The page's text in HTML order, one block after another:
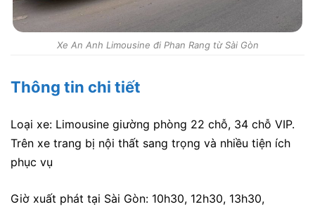
Xe An Anh Limousine đi Phan Rang từ Sài Gòn
Thông tin chi tiết
Loại xe: Limousine giường phòng 22 chỗ, 34 chỗ VIP.
Trên xe trang bị nội thất sang trọng và nhiều tiện ích
phục vụ
Giờ xuất phát tại Sài Gòn: 10h30, 12h30, 13h30,